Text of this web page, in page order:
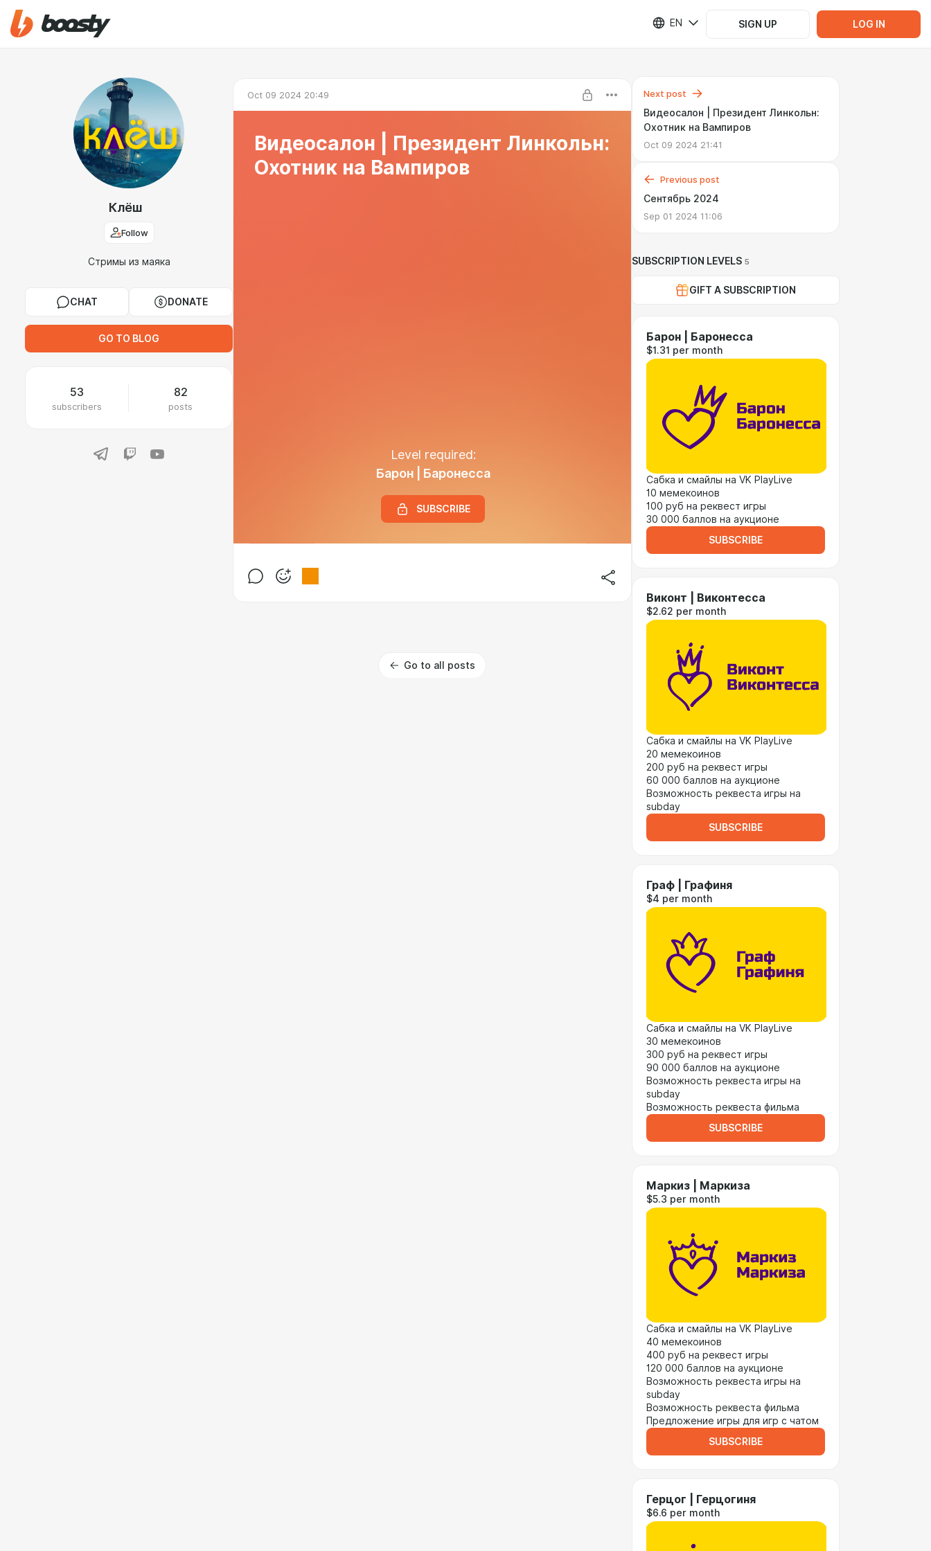
EN SIGN UP LOG IN
Клёш
Follow
Стримы из маяка
CHAT DONATE
GO TO BLOG
53
subscribers
82
posts
Oct 09 2024 20:49
Видеосалон | Президент Линкольн:
Охотник на Вампиров
Level required:
Барон | Баронесса
SUBSCRIBE
Go to all posts
Next post
Видеосалон | Президент Линкольн:
Охотник на Вампиров
Oct 09 2024 21:41
Previous post
Сентябрь 2024
Sep 01 2024 11:06
SUBSCRIPTION LEVELS 5
GIFT A SUBSCRIPTION
Барон | Баронесса
$1.31 per month
Сабка и смайлы на VK PlayLive
10 мемекоинов
100 руб на реквест игры
30 000 баллов на аукционе
SUBSCRIBE
Виконт | Виконтесса
$2.62 per month
Сабка и смайлы на VK PlayLive
20 мемекоинов
200 руб на реквест игры
60 000 баллов на аукционе
Возможность реквеста игры на
subday
SUBSCRIBE
Граф | Графиня
$4 per month
Сабка и смайлы на VK PlayLive
30 мемекоинов
300 руб на реквест игры
90 000 баллов на аукционе
Возможность реквеста игры на
subday
Возможность реквеста фильма
SUBSCRIBE
Маркиз | Маркиза
$5.3 per month
Сабка и смайлы на VK PlayLive
40 мемекоинов
400 руб на реквест игры
120 000 баллов на аукционе
Возможность реквеста игры на
subday
Возможность реквеста фильма
Предложение игры для игр с чатом
SUBSCRIBE
Герцог | Герцогиня
$6.6 per month